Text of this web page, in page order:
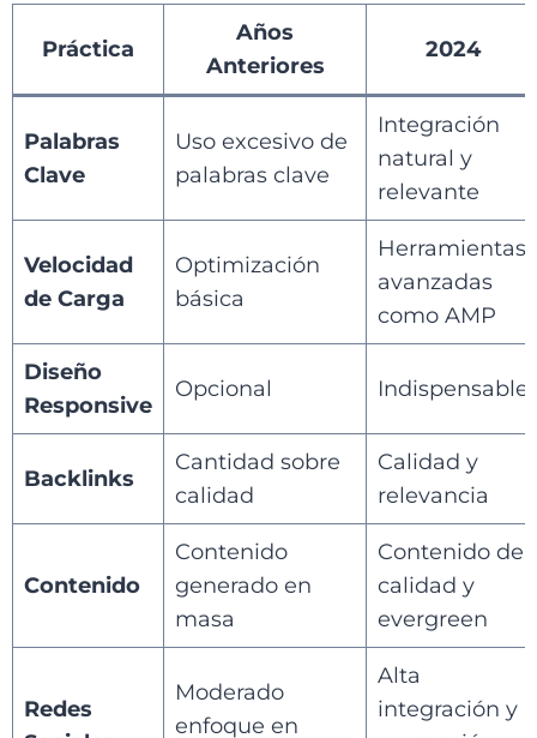
Práctica
Años
Anteriores
2024
Palabras
Clave
Uso excesivo de
palabras clave
Integración
natural y
relevante
Velocidad
de Carga
Optimización
básica
Herramientas
avanzadas
como AMP
Diseño
Responsive
Opcional Indispensable
Backlinks
Cantidad sobre
calidad
Calidad y
relevancia
Contenido
Contenido
generado en
masa
Contenido de
calidad y
evergreen
Redes
Moderado
enfoque en
Alta
integración y